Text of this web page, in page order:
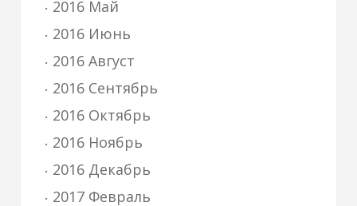
2016 Май
2016 Июнь
2016 Август
2016 Сентябрь
2016 Октябрь
2016 Ноябрь
2016 Декабрь
2017 Февраль